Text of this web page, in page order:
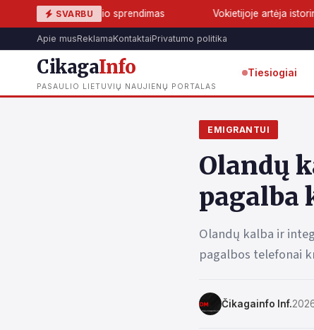
SVARBU
sprendimas Vokietijoje artėja istorinis lūžis: AfD
Apie musReklamaKontaktaiPrivatumo politika
CikagaInfo
PASAULIO LIETUVIŲ NAUJIENŲ PORTALAS
Tiesiogiai
EMIGRANTUI
Olandų
pagalba
Olandų kalba ir
pagalbos telefonai
Čikagainfo Inf.